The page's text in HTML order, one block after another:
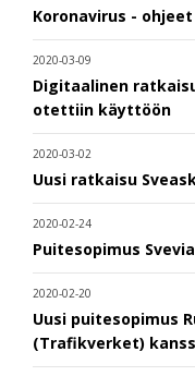
Koronavirus -
2020-03-09
Digitaalinen
otettiin käyttöön
2020-03-02
Uusi ratkaisu
2020-02-24
Puitesopimus
2020-02-20
Uusi puitesopimus
(Trafikverket)